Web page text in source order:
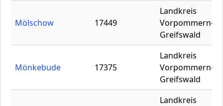
Mölschow 17449
Landkreis
Vorpommern-
Greifswald
Mönkebude 17375
Landkreis
Vorpommern-
Greifswald
Landkreis